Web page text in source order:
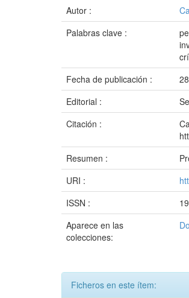
Autor :
Palabras clave :
Fecha de publicación :
Editorial :
Citación :
Resumen :
URI :
ISSN :
Aparece en las
colecciones:
Ficheros en este ítem: